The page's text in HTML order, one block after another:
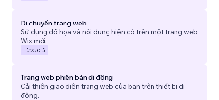
Di chuyển trang web
Sử dụng đồ họa và nội dung hiện có trên một trang web
Wix mới.
Từ250 $
Trang web phiên bản di động
Cải thiện giao diện trang web của bạn trên thiết bị di
động.